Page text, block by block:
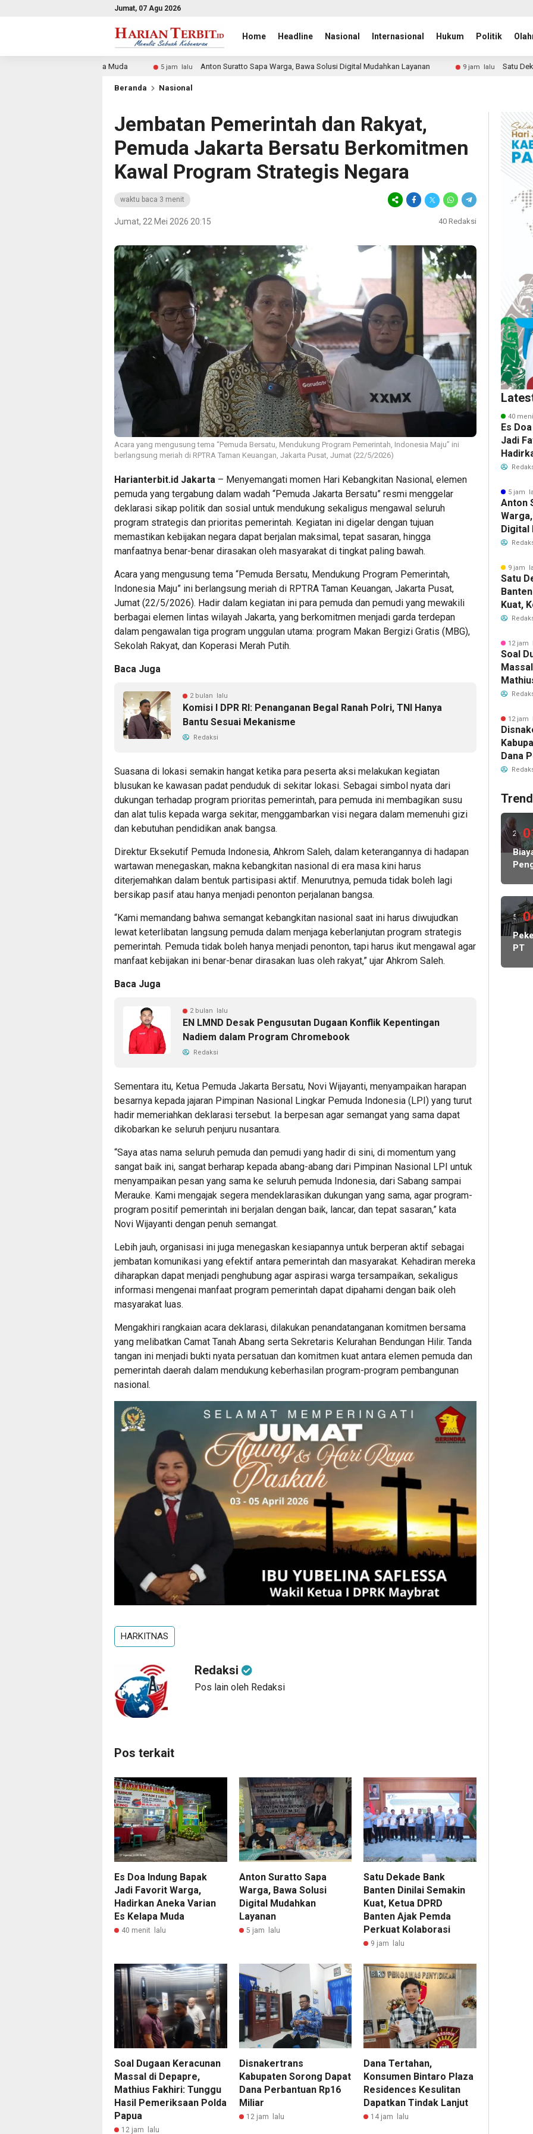
Jumat, 07 Agu 2026
Home Headline Nasional Internasional Hukum Politik
5 jam lalu Anton Suratto Sapa Warga, Bawa Solusi Digital Mudahkan Layanan 9 jam lalu Satu Dekade Bank Banten
Beranda Nasional
Jembatan Pemerintah dan Rakyat,
Pemuda Jakarta Bersatu Berkomitmen
Kawal Program Strategis Negara
waktu baca 3 menit
Jumat, 22 Mei 2026 20:15 40 Redaksi
Acara yang mengusung tema “Pemuda Bersatu, Mendukung Program Pemerintah, Indonesia Maju” ini
berlangsung meriah di RPTRA Taman Keuangan, Jakarta Pusat, Jumat (22/5/2026)
Harianterbit.id Jakarta – Menyemangati momen Hari Kebangkitan Nasional, elemen
pemuda yang tergabung dalam wadah “Pemuda Jakarta Bersatu” resmi menggelar
deklarasi sikap politik dan sosial untuk mendukung sekaligus mengawal seluruh
program strategis dan prioritas pemerintah. Kegiatan ini digelar dengan tujuan
memastikan kebijakan negara dapat berjalan maksimal, tepat sasaran, hingga
manfaatnya benar-benar dirasakan oleh masyarakat di tingkat paling bawah.
Acara yang mengusung tema “Pemuda Bersatu, Mendukung Program Pemerintah,
Indonesia Maju” ini berlangsung meriah di RPTRA Taman Keuangan, Jakarta Pusat,
Jumat (22/5/2026). Hadir dalam kegiatan ini para pemuda dan pemudi yang mewakili
berbagai elemen lintas wilayah Jakarta, yang berkomitmen menjadi garda terdepan
dalam pengawalan tiga program unggulan utama: program Makan Bergizi Gratis (MBG),
Sekolah Rakyat, dan Koperasi Merah Putih.
Baca Juga
2 bulan lalu
Komisi I DPR RI: Penanganan Begal Ranah Polri, TNI Hanya
Bantu Sesuai Mekanisme
Redaksi
Suasana di lokasi semakin hangat ketika para peserta aksi melakukan kegiatan
blusukan ke kawasan padat penduduk di sekitar lokasi. Sebagai simbol nyata dari
dukungan terhadap program prioritas pemerintah, para pemuda ini membagikan susu
dan alat tulis kepada warga sekitar, menggambarkan visi negara dalam memenuhi gizi
dan kebutuhan pendidikan anak bangsa.
Direktur Eksekutif Pemuda Indonesia, Ahkrom Saleh, dalam keterangannya di hadapan
wartawan menegaskan, makna kebangkitan nasional di era masa kini harus
diterjemahkan dalam bentuk partisipasi aktif. Menurutnya, pemuda tidak boleh lagi
bersikap pasif atau hanya menjadi penonton perjalanan bangsa.
“Kami memandang bahwa semangat kebangkitan nasional saat ini harus diwujudkan
lewat keterlibatan langsung pemuda dalam menjaga keberlanjutan program strategis
pemerintah. Pemuda tidak boleh hanya menjadi penonton, tapi harus ikut mengawal agar
manfaat kebijakan ini benar-benar dirasakan luas oleh rakyat,” ujar Ahkrom Saleh.
Baca Juga
2 bulan lalu
EN LMND Desak Pengusutan Dugaan Konflik Kepentingan
Nadiem dalam Program Chromebook
Redaksi
Sementara itu, Ketua Pemuda Jakarta Bersatu, Novi Wijayanti, menyampaikan harapan
besarnya kepada jajaran Pimpinan Nasional Lingkar Pemuda Indonesia (LPI) yang turut
hadir memeriahkan deklarasi tersebut. Ia berpesan agar semangat yang sama dapat
dikobarkan ke seluruh penjuru nusantara.
“Saya atas nama seluruh pemuda dan pemudi yang hadir di sini, di momentum yang
sangat baik ini, sangat berharap kepada abang-abang dari Pimpinan Nasional LPI untuk
menyampaikan pesan yang sama ke seluruh pemuda Indonesia, dari Sabang sampai
Merauke. Kami mengajak segera mendeklarasikan dukungan yang sama, agar program-
program positif pemerintah ini berjalan dengan baik, lancar, dan tepat sasaran,” kata
Novi Wijayanti dengan penuh semangat.
Lebih jauh, organisasi ini juga menegaskan kesiapannya untuk berperan aktif sebagai
jembatan komunikasi yang efektif antara pemerintah dan masyarakat. Kehadiran mereka
diharapkan dapat menjadi penghubung agar aspirasi warga tersampaikan, sekaligus
informasi mengenai manfaat program pemerintah dapat dipahami dengan baik oleh
masyarakat luas.
Mengakhiri rangkaian acara deklarasi, dilakukan penandatanganan komitmen bersama
yang melibatkan Camat Tanah Abang serta Sekretaris Kelurahan Bendungan Hilir. Tanda
tangan ini menjadi bukti nyata persatuan dan komitmen kuat antara elemen pemuda dan
pemerintah daerah dalam mendukung keberhasilan program-program pembangunan
nasional.
HARKITNAS
Redaksi
Pos lain oleh Redaksi
Pos terkait
Es Doa Indung Bapak
Jadi Favorit Warga,
Hadirkan Aneka Varian
Es Kelapa Muda
40 menit lalu
Anton Suratto Sapa
Warga, Bawa Solusi
Digital Mudahkan
Layanan
5 jam lalu
Satu Dekade Bank
Banten Dinilai Semakin
Kuat, Ketua DPRD
Banten Ajak Pemda
Perkuat Kolaborasi
9 jam lalu
Soal Dugaan Keracunan
Massal di Depapre,
Mathius Fakhiri: Tunggu
Hasil Pemeriksaan Polda
Papua
12 jam lalu
Disnakertrans
Kabupaten Sorong Dapat
Dana Perbantuan Rp16
Miliar
12 jam lalu
Dana Tertahan,
Konsumen Bintaro Plaza
Residences Kesulitan
Dapatkan Tindak Lanjut
14 jam lalu
40
Es
Jadi
Es
5 jam
Anton
Digital
9 jam
Satu
Kuat,
Ajak
12 jam
Soal
Hasil
12 jam
Dana
Miliar
2
hari
lalu
KP
5
hari
lalu
PT